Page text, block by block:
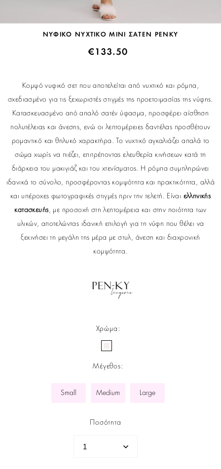
ΝΥΦΙΚΟ ΝΥΧΤΙΚΟ MINI ΣΑΤΕΝ PENKY
€ 133.50
Κομψό νυφικό σετ που αποτελείται από νυχτικό και ρόμπα,
σχεδιασμένο για τις ξεχωριστές στιγμές της προετοιμασίας της νύφης.
Κατασκευασμένο από απαλό σατέν ύφασμα, προσφέρει αίσθηση
πολυτέλειας και άνεσης, ενώ οι λεπτομέρειες δαντέλας προσθέτουν
ρομαντικό και θηλυκό χαρακτήρα. Το νυχτικό αγκαλιάζει απαλά το
σώμα χωρίς να πιέζει, επιτρέποντας ελευθερία κινήσεων κατά τη
διάρκεια του μακιγιάζ και του χτενίσματος. Η ρόμπα συμπληρώνει
ιδανικά το σύνολο, προσφέροντας κομψότητα και πρακτικότητα, αλλά
και υπέροχες φωτογραφικές στιγμές πριν την τελετή. Είναι ελληνικής
κατασκευής , με προσοχή στη λεπτομέρεια και στην ποιότητα των
υλικών, αποτελώντας ιδανική επιλογή για τη νύφη που θέλει να
ξεκινήσει τη μεγάλη της μέρα με στυλ, άνεση και διαχρονική
κομψότητα.
Χρώμα :
Μέγεθος:
Small Medium Large
Ποσότητα